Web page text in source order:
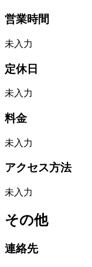
営業時間
未入力
定休日
未入力
料金
未入力
アクセス方法
未入力
その他
連絡先